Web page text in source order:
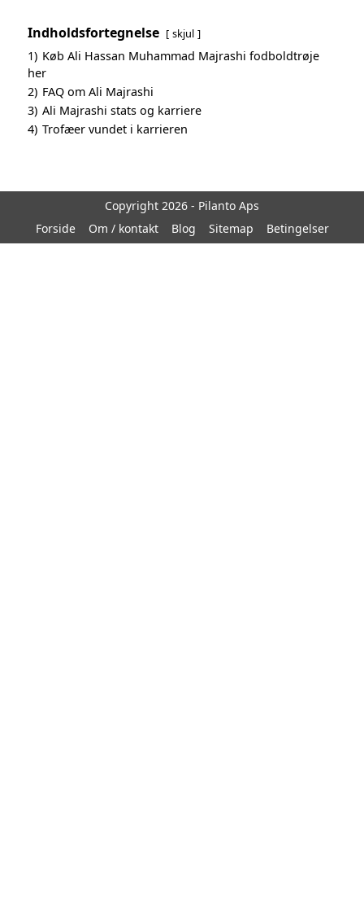
Indholdsfortegnelse skjul
1) Køb Ali Hassan Muhammad Majrashi fodboldtrøje
her
2) FAQ om Ali Majrashi
3) Ali Majrashi stats og karriere
4) Trofæer vundet i karrieren
Copyright 2026 - Pilanto Aps
Forside
Om / kontakt Blog Sitemap Betingelser